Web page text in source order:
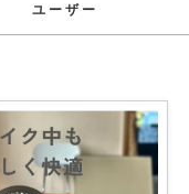
ユーザー